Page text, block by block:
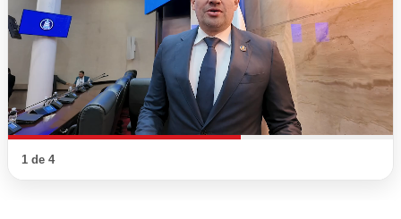
1 de 4